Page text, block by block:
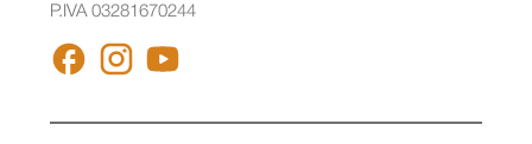
P.IVA 03281670244
FACEBOOKINSTAGRAM